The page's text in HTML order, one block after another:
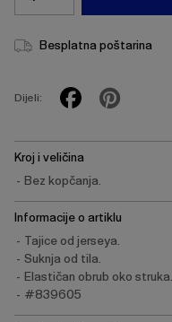
Besplatna poštarina
Dijeli:
Kroj i veličina
Bez kopčanja.
Informacije o artiklu
Tajice od jerseya.
Suknja od tila.
Elastičan obrub oko struka.
#839605